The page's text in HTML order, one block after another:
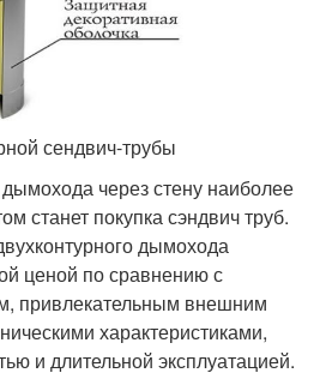
сендвич-трубы
через стену наиболее
станет покупка сэндвич труб.
дымохода
ценой по сравнению с
привлекательным внешним
характеристиками,
и длительной эксплуатацией.